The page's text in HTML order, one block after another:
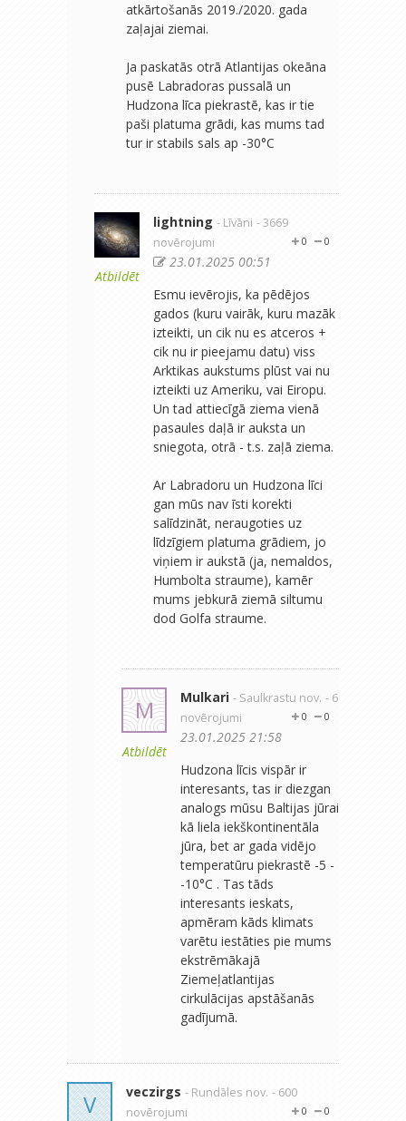
atkārtošanās 2019./2020. gada
zaļajai ziemai.
Ja paskatās otrā Atlantijas okeāna
pusē Labradoras pussalā un
Hudzona līca piekrastē, kas ir tie
paši platuma grādi, kas mums tad
tur ir stabils sals ap -30°C
Atbildēt
lightning - Līvāni - 3669
novērojumi
0
0
23.01.2025 00:51
Esmu ievērojis, ka pēdējos
gados (kuru vairāk, kuru mazāk
izteikti, un cik nu es atceros +
cik nu ir pieejamu datu) viss
Arktikas aukstums plūst vai nu
izteikti uz Ameriku, vai Eiropu.
Un tad attiecīgā ziema vienā
pasaules daļā ir auksta un
sniegota, otrā - t.s. zaļā ziema.
Ar Labradoru un Hudzona līci
gan mūs nav īsti korekti
salīdzināt, neraugoties uz
līdzīgiem platuma grādiem, jo
viņiem ir aukstā (ja, nemaldos,
Humbolta straume), kamēr
mums jebkurā ziemā siltumu
dod Golfa straume.
M
Atbildēt
Mulkari - Saulkrastu nov. - 6
novērojumi
0
0
23.01.2025 21:58
Hudzona līcis vispār ir
interesants, tas ir diezgan
analogs mūsu Baltijas jūrai
kā liela iekškontinentāla
jūra, bet ar gada vidējo
temperatūru piekrastē -5 -
-10°C . Tas tāds
interesants ieskats,
apmēram kāds klimats
varētu iestāties pie mums
ekstrēmākajā
Ziemeļatlantijas
cirkulācijas apstāšanās
gadījumā.
V veczirgs - Rundāles nov. - 600
novērojumi
0
0